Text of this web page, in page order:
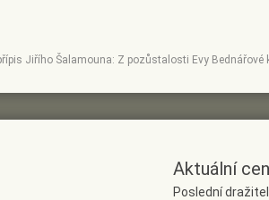
Jiřího Šalamouna: Z pozůstalosti Evy
Aktuální
Poslední